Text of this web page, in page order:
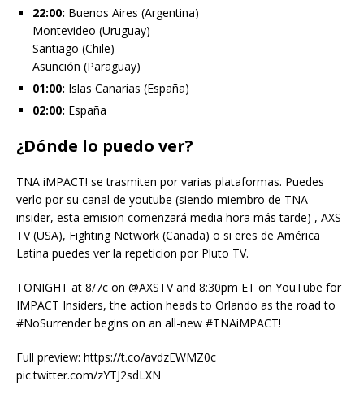
22:00: Buenos Aires (Argentina)
Montevideo (Uruguay)
Santiago (Chile)
Asunción (Paraguay)
01:00: Islas Canarias (España)
02:00: España
¿Dónde lo puedo ver?
TNA iMPACT! se trasmiten por varias plataformas. Puedes
verlo por su canal de youtube (siendo miembro de TNA
insider, esta emision comenzará media hora más tarde) , AXS
TV (USA), Fighting Network (Canada) o si eres de América
Latina puedes ver la repeticion por Pluto TV.
TONIGHT at 8/7c on @AXSTV and 8:30pm ET on YouTube for
IMPACT Insiders, the action heads to Orlando as the road to
#NoSurrender begins on an all-new #TNAiMPACT!
Full preview: https://t.co/avdzEWMZ0c
pic.twitter.com/zYTJ2sdLXN